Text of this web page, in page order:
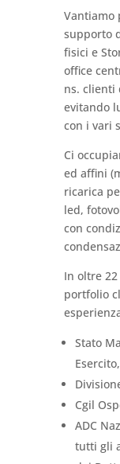
Vantiamo
supporto
fisici e
office
ns. clienti
evitando
con i vari
Ci
ed affini
ricarica
led,
con
In oltre
portfolio
Stato
Cgil
ADC
tutti gli